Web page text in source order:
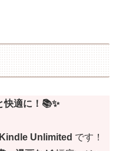
適に！📚✨
Kindle Unlimited です！